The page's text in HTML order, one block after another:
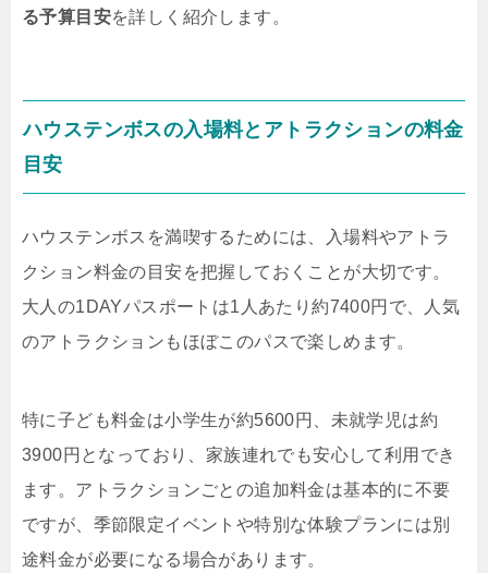
る予算目安を詳しく紹介します。
ハウステンボスの入場料とアトラクションの料金
目安
ハウステンボスを満喫するためには、入場料やアトラ
クション料金の目安を把握しておくことが大切です。
大人の1DAYパスポートは1人あたり約7400円で、人気
のアトラクションもほぼこのパスで楽しめます。
特に子ども料金は小学生が約5600円、未就学児は約
3900円となっており、家族連れでも安心して利用でき
ます。アトラクションごとの追加料金は基本的に不要
ですが、季節限定イベントや特別な体験プランには別
途料金が必要になる場合があります。